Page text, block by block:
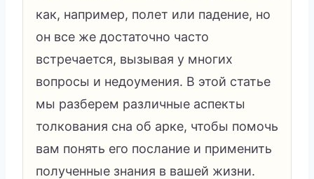
как, например, полет или падение, но
он все же достаточно часто
встречается, вызывая у многих
вопросы и недоумения. В этой статье
мы разберем различные аспекты
толкования сна об арке, чтобы помочь
вам понять его послание и применить
полученные знания в вашей жизни.